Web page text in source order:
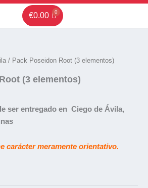
€0.00
/ Pack Poseidon Root (3 elementos)
(3 elementos)
ser entregado en Ciego de Ávila,
carácter meramente orientativo.